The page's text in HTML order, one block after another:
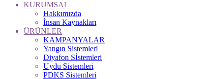
KURUMSAL
Hakkımızda
İnsan Kaynakları
ÜRÜNLER
KAMPANYALAR
Yangın Sistemleri
Diyafon Sİstemleri
Uydu Sistemleri
PDKS Sistemleri